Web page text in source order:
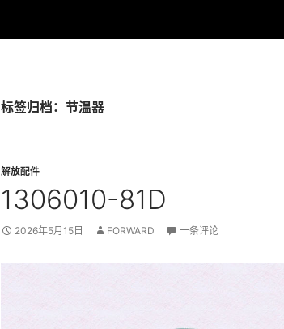
标签归档：节温器
解放配件
1306010-81D
2026年5月15日 FORWARD 一条评论